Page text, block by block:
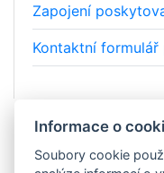
Zapojení
Kontaktní
Informace o
Soubory cookie